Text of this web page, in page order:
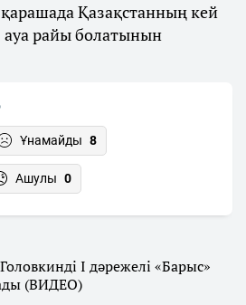
Қазақстанның кей
ауа райы болатынын
Ұнамайды 8
Ашулы 0
І дәрежелі «Барыс»
(ВИДЕО)